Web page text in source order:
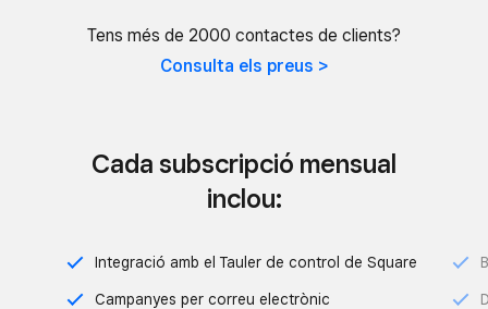
Tens més de 2000 contactes de clients?
Consulta els preus >
Cada subscripció mensual
inclou:
Integració amb el Tauler de control de Square
Campanyes per correu electrònic